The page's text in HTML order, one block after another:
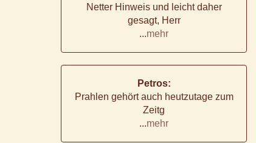
Netter Hinweis und leicht daher
gesagt, Herr
...mehr
Petros:
Prahlen gehört auch heutzutage zum
Zeitg
...mehr